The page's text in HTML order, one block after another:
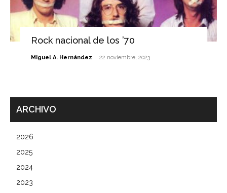
Rock nacional de los ’70
Miguel A. Hernández - 22 noviembre, 2023
ARCHIVO
2026
2025
2024
2023